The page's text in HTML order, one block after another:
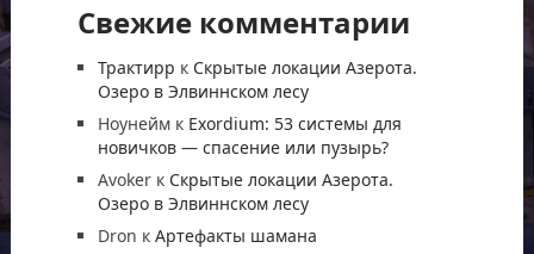
Свежие комментарии
Трактирр к Скрытые локации Азерота.
Озеро в Элвиннском лесу
Ноунейм к Exordium: 53 системы для
новичков — спасение или пузырь?
Avoker к Скрытые локации Азерота.
Озеро в Элвиннском лесу
Dron кАртефакты шамана